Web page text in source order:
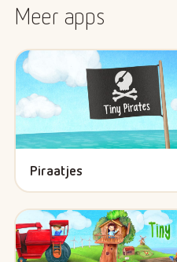
Meer apps
Piraatjes